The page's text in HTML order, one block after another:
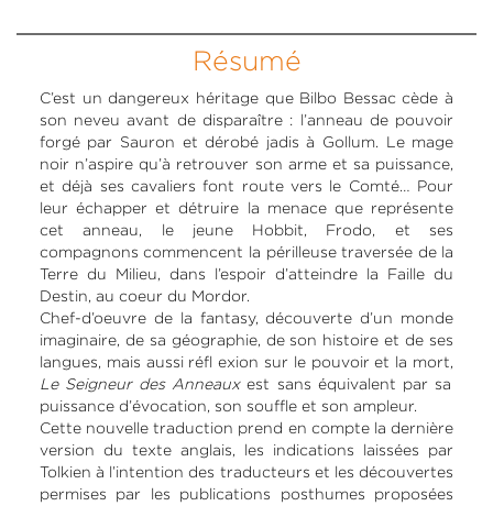
Résumé
C’est un dangereux héritage que Bilbo Bessac cède à
son neveu avant de disparaître : l’anneau de pouvoir
forgé par Sauron et dérobé jadis à Gollum. Le mage
noir n’aspire qu’à retrouver son arme et sa puissance,
et déjà ses cavaliers font route vers le Comté… Pour
leur échapper et détruire la menace que représente
cet anneau, le jeune Hobbit, Frodo, et ses
compagnons commencent la périlleuse traversée de la
Terre du Milieu, dans l’espoir d’atteindre la Faille du
Destin, au coeur du Mordor.
Chef-d’oeuvre de la fantasy, découverte d’un monde
imaginaire, de sa géographie, de son histoire et de ses
langues, mais aussi réfl exion sur le pouvoir et la mort,
Le Seigneur des Anneauxest sans équivalent par sa
puissance d’évocation, son souffle et son ampleur.
Cette nouvelle traduction prend en compte la dernière
version du texte anglais, les indications laissées par
Tolkien à l’intention des traducteurs et les découvertes
permises par les publications posthumes proposées